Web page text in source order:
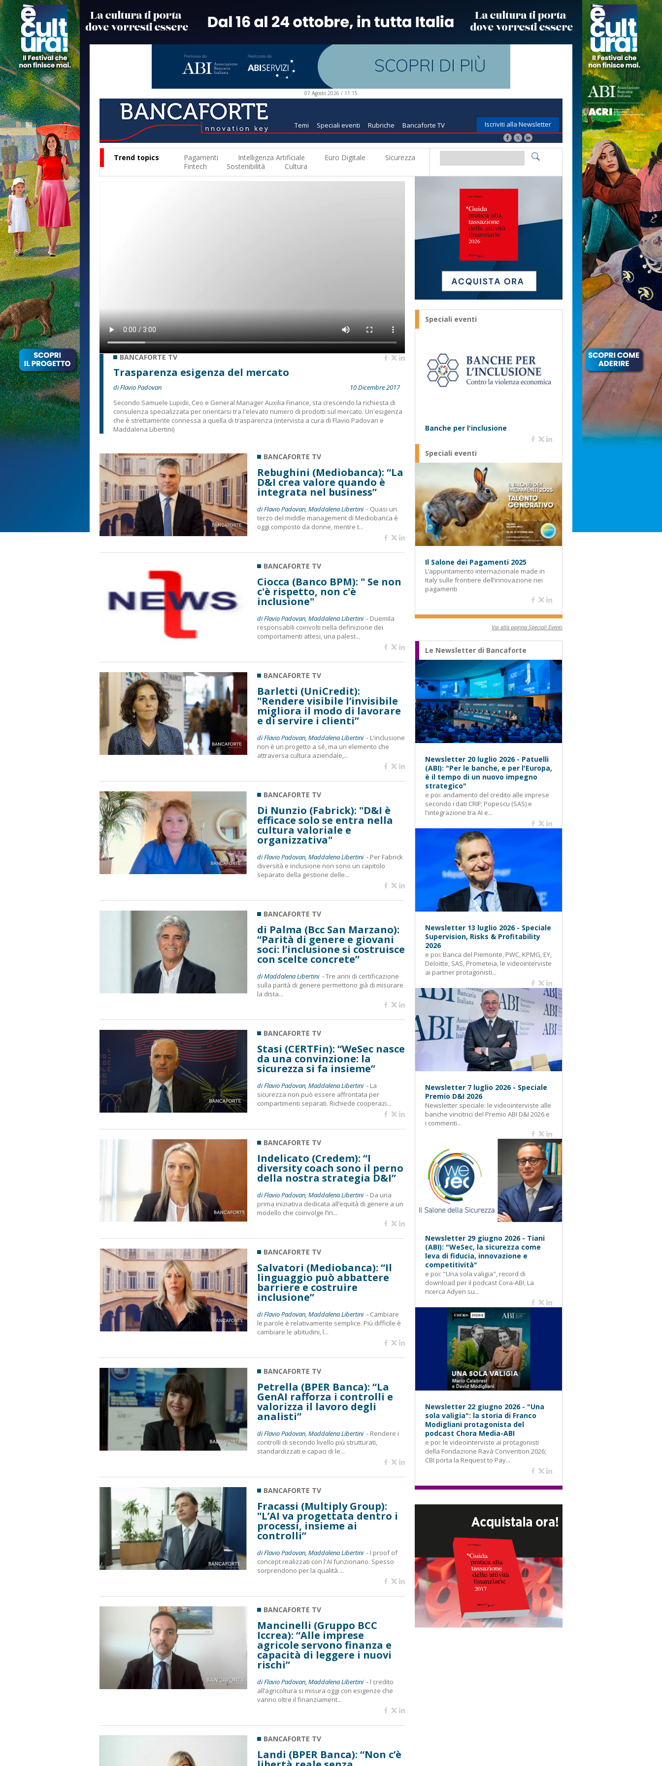
07 Agosto 2026 / 11:15
Temi Speciali eventi Rubriche Bancaforte TV Iscriviti alla Newsletter
Trend topics Pagamenti Intelligenza Artificiale Euro Digitale
Sicurezza
Fintech
Sostenibilità Cultura
BANCAFORTE TV
Trasparenza esigenza del mercato
di Flavio Padovan
10 Dicembre 2017
Secondo Samuele Lupidii, Ceo e General Manager Auxilia Finance, sta crescendo la richiesta di
consulenza specializzata per orientarsi tra l'elevato numero di prodotti sul mercato. Un'esigenza
che è strettamente connessa a quella di trasparenza (intervista a cura di Flavio Padovan e
Maddalena Libertini)
BANCAFORTE TV
Rebughini (Mediobanca): “La
D&I crea valore quando è
integrata nel business”
di Flavio Padovan, Maddalena Libertini - Quasi un
terzo del middle management di Mediobanca è
oggi composto da donne, mentre t...
BANCAFORTE TV
Ciocca (Banco BPM): " Se non
c'è rispetto, non c'è
inclusione"
di Flavio Padovan, Maddalena Libertini - Duemila
responsabili coinvolti nella definizione dei
comportamenti attesi, una palest...
BANCAFORTE TV
Barletti (UniCredit):
"Rendere visibile l’invisibile
migliora il modo di lavorare
e di servire i clienti”
di Flavio Padovan, Maddalena Libertini - L'inclusione
non è un progetto a sé, ma un elemento che
attraversa cultura aziendale,...
BANCAFORTE TV
Di Nunzio (Fabrick): "D&I è
efficace solo se entra nella
cultura valoriale e
organizzativa"
di Flavio Padovan, Maddalena Libertini - Per Fabrick
diversità e inclusione non sono un capitolo
separato della gestione delle...
BANCAFORTE TV
di Palma (Bcc San Marzano):
“Parità di genere e giovani
soci: l’inclusione si costruisce
con scelte concrete”
di Maddalena Libertini -Tre anni di certificazione
sulla parità di genere permettono già di misurare
la dista...
BANCAFORTE TV
Stasi (CERTFin): “WeSec nasce
da una convinzione: la
sicurezza si fa insieme”
di Flavio Padovan, Maddalena Libertini - La
sicurezza non può essere affrontata per
compartimenti separati. Richiede cooperazi...
BANCAFORTE TV
Indelicato (Credem): “I
diversity coach sono il perno
della nostra strategia D&I”
di Flavio Padovan, Maddalena Libertini - Da una
prima iniziativa dedicata all’equità di genere a un
modello che coinvolge l’in...
BANCAFORTE TV
Salvatori (Mediobanca): “Il
linguaggio può abbattere
barriere e costruire
inclusione”
di Flavio Padovan, Maddalena Libertini - Cambiare
le parole è relativamente semplice. Più difficile è
cambiare le abitudini, l...
BANCAFORTE TV
Petrella (BPER Banca): “La
GenAI rafforza i controlli e
valorizza il lavoro degli
analisti”
di Flavio Padovan, Maddalena Libertini - Rendere i
controlli di secondo livello più strutturati,
standardizzati e capaci di le...
BANCAFORTE TV
Fracassi (Multiply Group):
"L’AI va progettata dentro i
processi, insieme ai
controlli”
di Flavio Padovan, Maddalena Libertini - I proof of
concept realizzati con l'AI funzionano. Spesso
sorprendono per la qualità ...
BANCAFORTE TV
Mancinelli (Gruppo BCC
Iccrea): “Alle imprese
agricole servono finanza e
capacità di leggere i nuovi
rischi”
di Flavio Padovan, Maddalena Libertini - l credito
all’agricoltura si misura oggi con esigenze che
vanno oltre il finanziament...
BANCAFORTE TV
Landi (BPER Banca): “Non c’è
Speciali eventi
Banche per l'inclusione
Speciali eventi
Il Salone dei Pagamenti 2025
L’appuntamento internazionale made in
Italy sulle frontiere dell’innovazione nei
pagamenti
Vai alla pagina Speciali Eventi
Le Newsletter di Bancaforte
Newsletter 20 luglio 2026 - Patuelli
(ABI): "Per le banche, e per l'Europa,
è il tempo di un nuovo impegno
strategico"
e poi: andamento del credito alle imprese
secondo i dati CRIF; Popescu (SAS) e
l'integrazione tra AI e...
Newsletter 13 luglio 2026 - Speciale
Supervision, Risks & Profitability
2026
e poi: Banca del Piemonte, PWC, KPMG, EY,
Deloitte, SAS, Prometeia, le videointerviste
ai partner protagonisti...
Newsletter 7 luglio 2026 - Speciale
Premio D&I 2026
Newsletter speciale: le videointerviste alle
banche vincitrici del Premio ABI D&I 2026 e
i commenti...
Newsletter 29 giugno 2026 - Tiani
(ABI): "WeSec, la sicurezza come
leva di fiducia, innovazione e
competitività"
e poi: "Una sola valigia", record di
download per il podcast Cora-ABI; La
ricerca Adyen su...
Newsletter 22 giugno 2026 - "Una
sola valigia": la storia di Franco
Modigliani protagonista del
podcast Chora Media-ABI
e poi: le videointerviste ai protagonisti
della Fondazione Ravà Convention 2026;
CBI porta la Request to Pay...